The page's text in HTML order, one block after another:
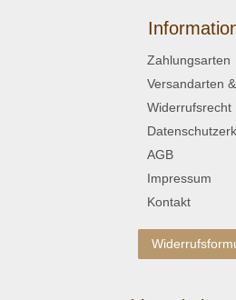
Zahlungsarten
Versandarten
Widerrufsrecht
AGB
Impressum
Kontakt